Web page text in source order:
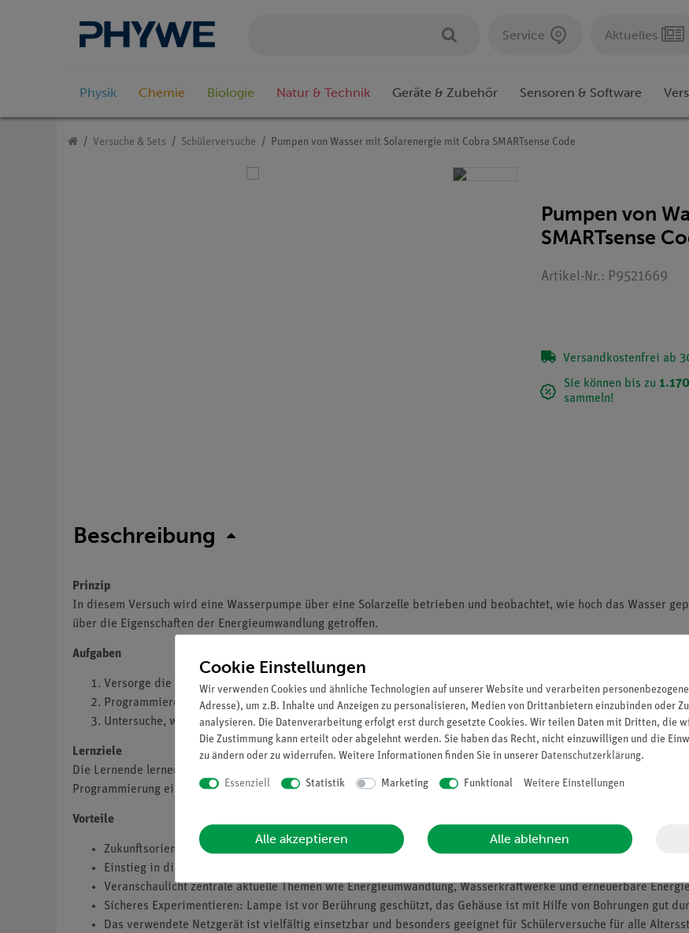
Service Aktuelles
Physik Chemie Biologie Natur & Technik Geräte & Zubehör Sensoren & Software
Versuche & Sets Schülerversuche Pumpen von Wasser mit Solarenergie mit Cobra SMARTsense Code
Pumpen von
SMARTsense
Artikel-Nr.: P9521669
Versandkostenfrei ab
Sie können bis zu 1.170
sammeln!
Beschreibung
Prinzip
In diesem Versuch wird eine Wasserpumpe über eine Solarzelle betrieben und beobachtet, wie hoch das Wasser
über die Eigenschaften der Energieumwandlung getroffen.
Aufgaben
Versorge die Pumpe mit elektrischer Energie aus einer Solarbatterie.
Programmiere den Cobra SMARTsense Code, damit dieser den Strom überwacht.
Untersuche, wie sich die Lichtintensität auf die Pumpleistung auswirkt.
Lernziele
Die Lernende lernen die Methode von Pumpspeicherkraftwerken kennen, welche es ermöglichen erneuerbare
Programmierung eines Geräts zur Stromüberwachung und Schaltung von Relais vertraut gemacht werden.
Vorteile
Zukunftsorientiert unterrichten: Einbindung von Sensoren (Cobra SMARTsense) in den digitalen
Einstieg in die Programmierung mit Hilfe des Cobra SMARTsense Code
Veranschaulicht zentrale aktuelle Themen wie Energieumwandlung, Wasserkraftwerke und erneuerbare
Sicheres Experimentieren: Lampe ist vor Berührung geschützt, das Gehäuse ist mit Hilfe von Bohrungen gut
Das verwendete Netzgerät ist vielfältig einsetzbar und besonders geeignet für Schülerversuche für alle
Cookie Einstellungen
Wir verwenden Cookies und ähnliche Technologien auf unserer Website und verarbeiten
Adresse), um z.B. Inhalte und Anzeigen zu personalisieren, Medien von Drittanbietern einzubinden oder
analysieren. Die Datenverarbeitung erfolgt erst durch gesetzte Cookies. Wir teilen Daten mit Dritten, die
Die Zustimmung kann erteilt oder abgelehnt werden. Sie haben das Recht, nicht einzuwilligen und die
zu ändern oder zu widerrufen. Weitere Informationen finden Sie in unserer Daten­schutz­erklärung.
Essenziell Statistik Marketing Funktional Weitere Einstellungen
Alle akzeptieren Alle ablehnen